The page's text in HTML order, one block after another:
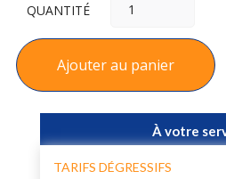
QUANTITÉ
Ajouter au panier
À votre
TARIFS DÉGRESSIFS